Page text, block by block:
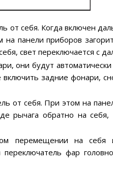
от себя. Когда включен
панели приборов
свет переключается с
они будут
задние фонари,
от себя. При этом на
рычага обратно на себя,
перемещении на себя
фар